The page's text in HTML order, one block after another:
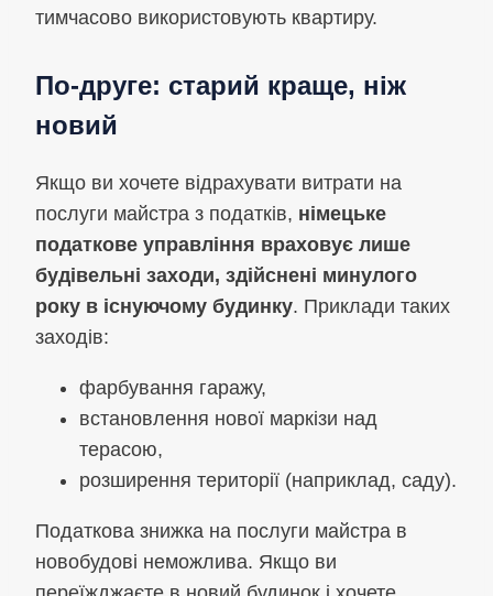
тимчасово використовують квартиру.
По-друге: старий краще, ніж
новий
Якщо ви хочете відрахувати витрати на
послуги майстра з податків, німецьке
податкове управління враховує лише
будівельні заходи, здійснені минулого
року в існуючому будинку. Приклади таких
заходів:
фарбування гаражу,
встановлення нової маркізи над
терасою,
розширення території (наприклад, саду).
Податкова знижка на послуги майстра в
новобудові неможлива. Якщо ви